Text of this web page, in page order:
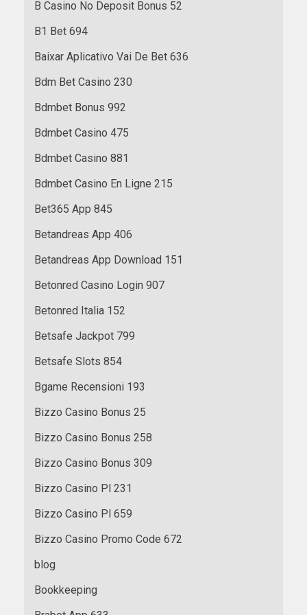
B Casino No Deposit Bonus 52
B1 Bet 694
Baixar Aplicativo Vai De Bet 636
Bdm Bet Casino 230
Bdmbet Bonus 992
Bdmbet Casino 475
Bdmbet Casino 881
Bdmbet Casino En Ligne 215
Bet365 App 845
Betandreas App 406
Betandreas App Download 151
Betonred Casino Login 907
Betonred Italia 152
Betsafe Jackpot 799
Betsafe Slots 854
Bgame Recensioni 193
Bizzo Casino Bonus 25
Bizzo Casino Bonus 258
Bizzo Casino Bonus 309
Bizzo Casino Pl 231
Bizzo Casino Pl 659
Bizzo Casino Promo Code 672
blog
Bookkeeping